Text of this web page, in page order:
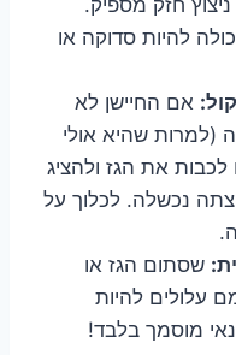
להיות סדוקה או
אם החיישן לא
שהיא אולי
את הגז ולהציג
נכשלה. לכלוך על
שסתום הגז או
עלולים להיות
מוסמך בלבד!